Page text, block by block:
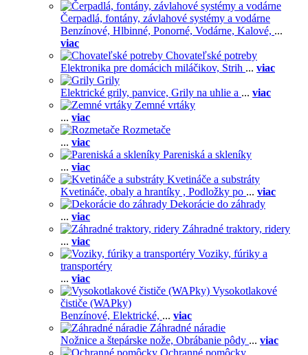
Čerpadlá, fontány, závlahové systémy a vodárne
Benzínové, Hlbinné, Ponorné, Vodárne, Kalové, ...
viac
Chovateľské potreby
Elektronika pre domácich miláčikov, Strih ... viac
Grily
Elektrické grily, panvice, Grily na uhlie a ... viac
Zemné vrtáky
... viac
Rozmetače
... viac
Pareniská a skleníky
... viac
Kvetináče a substráty
Kvetináče, obaly a hrantíky , Podložky po ... viac
Dekorácie do záhrady
... viac
Záhradné traktory, ridery
... viac
Voziky, fúriky a
transportéry
... viac
Vysokotlakové
čističe (WAPky)
Benzínové, Elektrické, ... viac
Záhradné náradie
Nožnice a štepárske nože, Obrábanie pôdy ... viac
Ochranné pomôcky